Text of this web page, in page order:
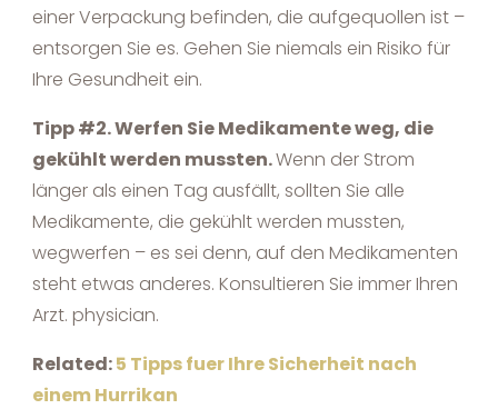
einer Verpackung befinden, die aufgequollen ist –
entsorgen Sie es. Gehen Sie niemals ein Risiko für
Ihre Gesundheit ein.
Tipp #2. Werfen Sie Medikamente weg, die
gekühlt werden mussten.Wenn der Strom
länger als einen Tag ausfällt, sollten Sie alle
Medikamente, die gekühlt werden mussten,
wegwerfen – es sei denn, auf den Medikamenten
steht etwas anderes. Konsultieren Sie immer Ihren
Arzt. physician.
Related:5 Tipps fuer Ihre Sicherheit nach
einem Hurrikan